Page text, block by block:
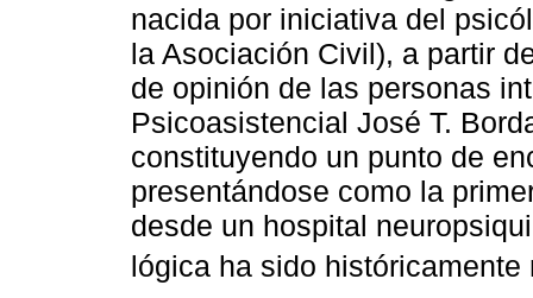
nacida por iniciativa del
la Asociación Civil), a partir
de opinión de las personas
Psicoasistencial José T.
constituyendo un punto de
presentándose como la
desde un hospital
lógica ha sido históricamente